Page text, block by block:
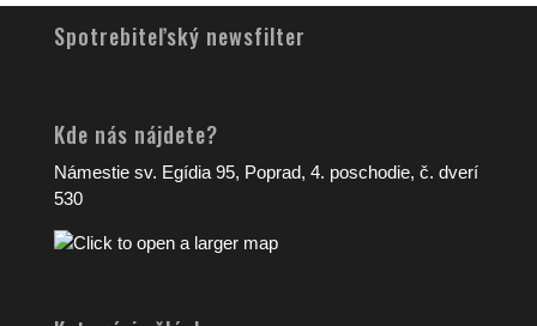
Spotrebiteľský newsfilter
Kde nás nájdete?
Námestie sv. Egídia 95, Poprad, 4. poschodie, č. dverí
530